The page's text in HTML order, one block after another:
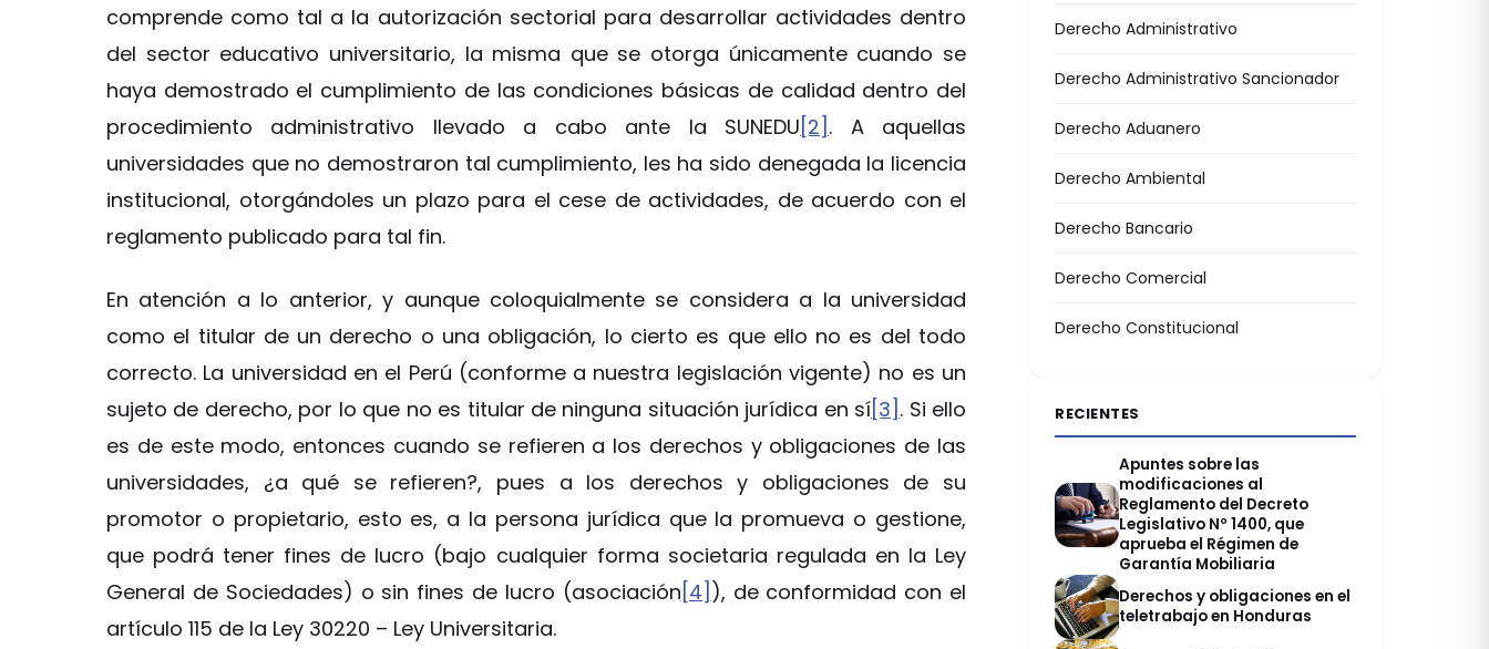
comprende como tal a la autorización sectorial para desarrollar actividades dentro
del sector educativo universitario, la misma que se otorga únicamente cuando se
haya demostrado el cumplimiento de las condiciones básicas de calidad dentro del
procedimiento administrativo llevado a cabo ante la SUNEDU [2] . A aquellas
universidades que no demostraron tal cumplimiento, les ha sido denegada la licencia
institucional, otorgándoles un plazo para el cese de actividades, de acuerdo con el
reglamento publicado para tal fin.
En atención a lo anterior, y aunque coloquialmente se considera a la universidad
como el titular de un derecho o una obligación, lo cierto es que ello no es del todo
correcto. La universidad en el Perú (conforme a nuestra legislación vigente) no es un
sujeto de derecho, por lo que no es titular de ninguna situación jurídica en sí[3] . Si ello
es de este modo, entonces cuando se refieren a los derechos y obligaciones de las
universidades, ¿a qué se refieren?, pues a los derechos y obligaciones de su
promotor o propietario, esto es, a la persona jurídica que la promueva o gestione,
que podrá tener fines de lucro (bajo cualquier forma societaria regulada en la Ley
General de Sociedades) o sin fines de lucro (asociación [4] ), de conformidad con el
artículo 115 de la Ley 30220 – Ley Universitaria.
Derecho Administrativo
Derecho Administrativo Sancionador
Derecho Aduanero
Derecho Ambiental
Derecho Bancario
Derecho Comercial
Derecho Constitucional
RECIENTES
Apuntes sobre las
modificaciones al
Reglamento del Decreto
Legislativo Nº 1400, que
aprueba el Régimen de
Garantía Mobiliaria
Derechos y obligaciones en el
teletrabajo en Honduras